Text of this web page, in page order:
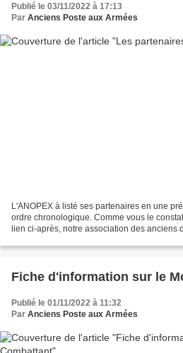
Publié le 03/11/2022 à 17:13
Par Anciens Poste aux Armées
L'ANOPEX à listé ses partenaires en une
ordre chronologique. Comme vous le
lien ci-après, notre association des anciens
Fiche d'information sur le
Publié le 01/11/2022 à 11:32
Par Anciens Poste aux Armées